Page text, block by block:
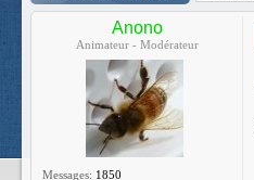
Anono
Animateur - Modérateur
Messages: 1850